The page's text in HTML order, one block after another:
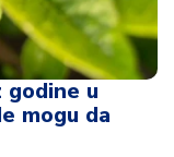
godine u
mogu da